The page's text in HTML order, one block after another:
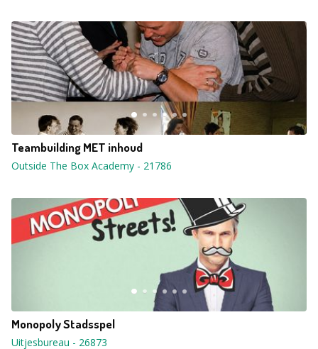
Teambuilding MET inhoud
Outside The Box Academy - 21786
Monopoly Stadsspel
Uitjesbureau - 26873